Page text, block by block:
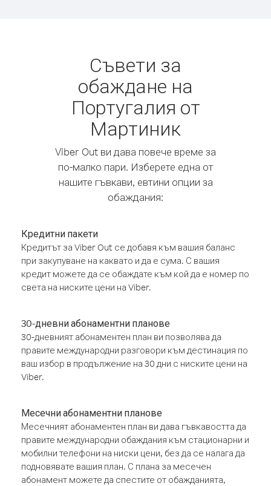
Съвети за
обаждане на
Португалия от
Мартиник
Viber Out ви дава повече време за
по-малко пари. Изберете една от
нашите гъвкави, евтини опции за
обаждания:
Кредитни пакети
Кредитът за Viber Out се добавя към вашия баланс
при закупуване на каквато и да е сума. С вашия
кредит можете да се обаждате към кой да е номер по
света на ниските цени на Viber.
30-дневни абонаментни планове
30-дневният абонаментен план ви позволява да
правите международни разговори към дестинация по
ваш избор в продължение на 30 дни с ниските цени на
Viber.
Месечни абонаментни планове
Месечният абонаментен план ви дава гъвкавостта да
правите международни обаждания към стационарни и
мобилни телефони на ниски цени, без да се налага да
подновявате вашия план. С плана за месечен
абонамент можете да спестите от обажданията,